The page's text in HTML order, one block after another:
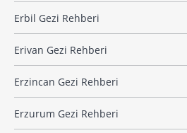
Erbil Gezi Rehberi
Erivan Gezi Rehberi
Erzincan Gezi Rehberi
Erzurum Gezi Rehberi